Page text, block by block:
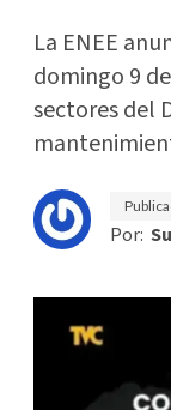
La ENEE
domingo 9
sectores del
Por: